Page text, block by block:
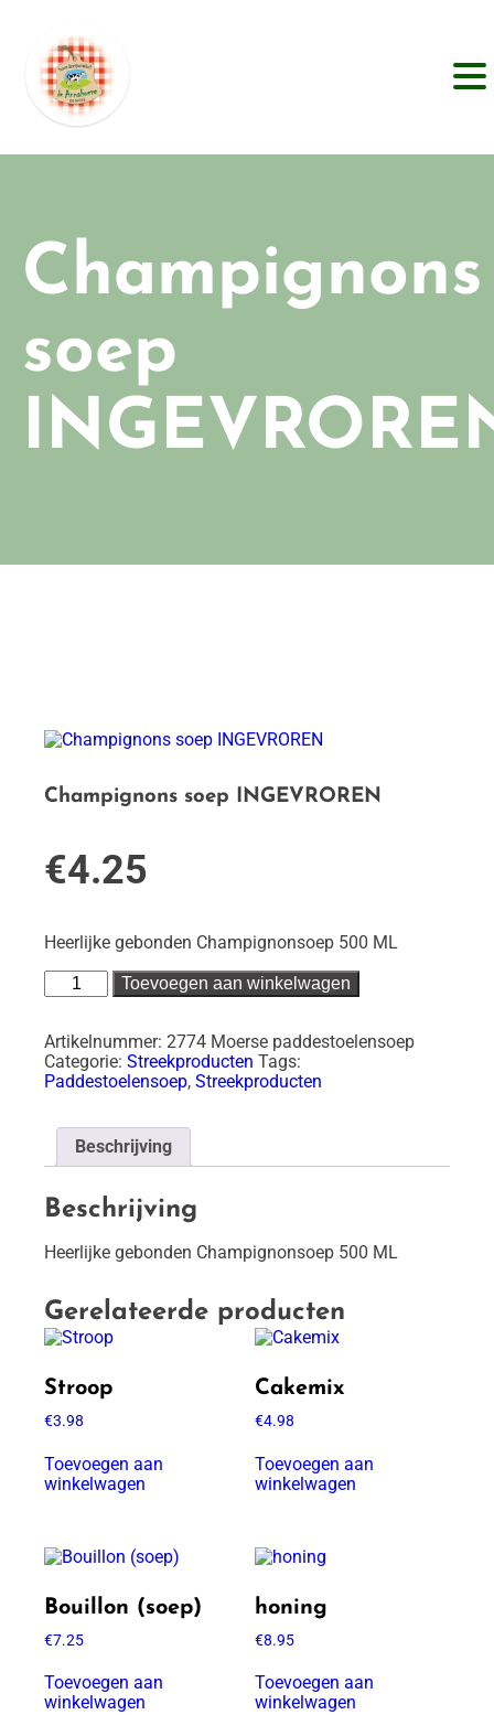
Champignons
soep
Champignons soep INGEVROREN
€4.25
Heerlijke gebonden Champignonsoep 500 ML
Champignons
soep
aantal
Toevoegen aan winkelwagen
Artikelnummer: 2774 Moerse paddestoelensoep
Categorie: Streekproducten Tags:
Paddestoelensoep, Streekproducten
Beschrijving
Beschrijving
Heerlijke gebonden Champignonsoep 500 ML
Gerelateerde producten
Stroop
€3.98
Toevoegen aan
winkelwagen
Cakemix
€4.98
Toevoegen aan
winkelwagen
Bouillon (soep)
€7.25
Toevoegen aan
winkelwagen
honing
€8.95
Toevoegen aan
winkelwagen